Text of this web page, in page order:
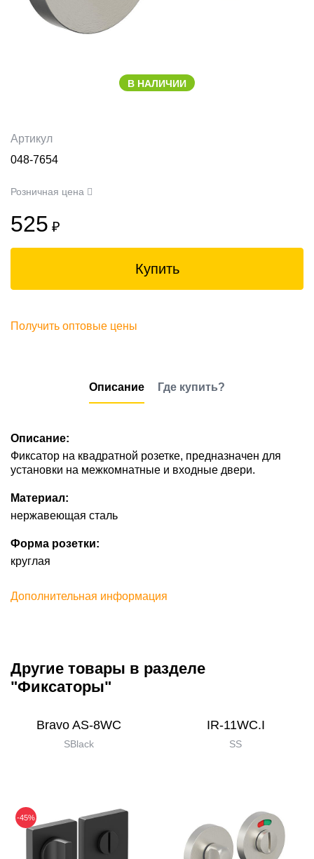
В НАЛИЧИИ
Артикул
048-7654
Розничная цена
525 ₽
Купить
Получить оптовые цены
Описание Где купить?
Описание:
Фиксатор на квадратной розетке, предназначен для
установки на межкомнатные и входные двери.
Материал:
нержавеющая сталь
Форма розетки:
круглая
Дополнительная информация
Другие товары в разделе
"Фиксаторы"
Bravo AS-8WC
SBlack
-45%
IR-11WC.I
SS